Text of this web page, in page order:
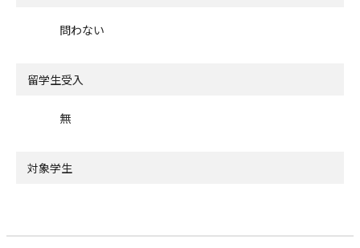
問わない
留学生受入
無
対象学生